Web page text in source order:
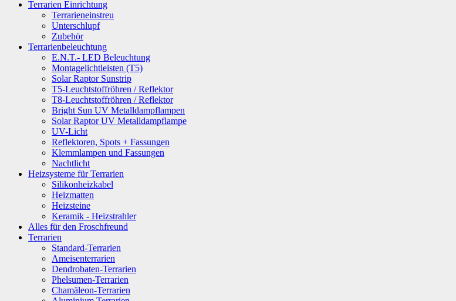
Terrarien Einrichtung
Terrarieneinstreu
Unterschlupf
Zubehör
Terrarienbeleuchtung
E.N.T.- LED Beleuchtung
Montagelichtleisten (T5)
Solar Raptor Sunstrip
T5-Leuchtstoffröhren / Reflektor
T8-Leuchtstoffröhren / Reflektor
Bright Sun UV Metalldampflampen
Solar Raptor UV Metalldampflampe
UV-Licht
Reflektoren, Spots + Fassungen
Klemmlampen und Fassungen
Nachtlicht
Heizsysteme für Terrarien
Silikonheizkabel
Heizmatten
Heizsteine
Keramik - Heizstrahler
Alles für den Froschfreund
Terrarien
Standard-Terrarien
Ameisenterrarien
Dendrobaten-Terrarien
Phelsumen-Terrarien
Chamäleon-Terrarien